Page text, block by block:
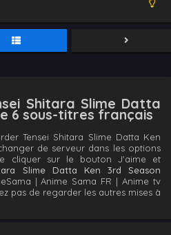
Shitara Slime Datta
6 sous-titres français
Tensei Shitara Slime Datta Ken
de serveur dans les options
cliquer sur le bouton J'aime et
Slime Datta Ken 3rd Season
| Anime Sama FR | Anime tv
pas de regarder les autres mises à
Slime Datta Ken Saison 3
Shitara Slime Datta Ken Saison 3
October 4, 2024
October 4, 2024
Slime Datta Ken Saison 3
Shitara Slime Datta Ken Saison 3
4, 2024
Slime Datta Ken Saison 3